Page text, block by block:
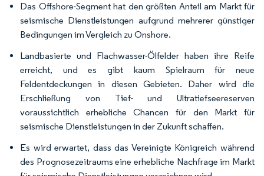
Das Offshore-Segment hat den größten Anteil am Markt für
seismische Dienstleistungen aufgrund mehrerer günstiger
Bedingungen im Vergleich zu Onshore.
Landbasierte und Flachwasser-Ölfelder haben ihre Reife
erreicht, und es gibt kaum Spielraum für neue
Feldentdeckungen in diesen Gebieten. Daher wird die
Erschließung von Tief- und Ultratiefseereserven
voraussichtlich erhebliche Chancen für den Markt für
seismische Dienstleistungen in der Zukunft schaffen.
Es wird erwartet, dass das Vereinigte Königreich während
des Prognosezeitraums eine erhebliche Nachfrage im Markt